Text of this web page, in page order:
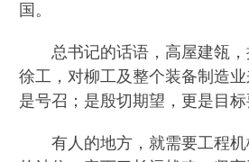
国。
总书记的话语，高屋建瓴，
徐工，对柳工及整个装备制造
是号召；是殷切期望，更是目标
有人的地方，就需要工程机